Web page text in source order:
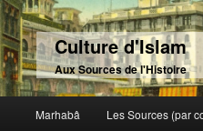
Culture d'Islam
Aux Sources de l'Histoire
Skip to primary content
Skip to secondary content
Marhabâ Les Sources (par